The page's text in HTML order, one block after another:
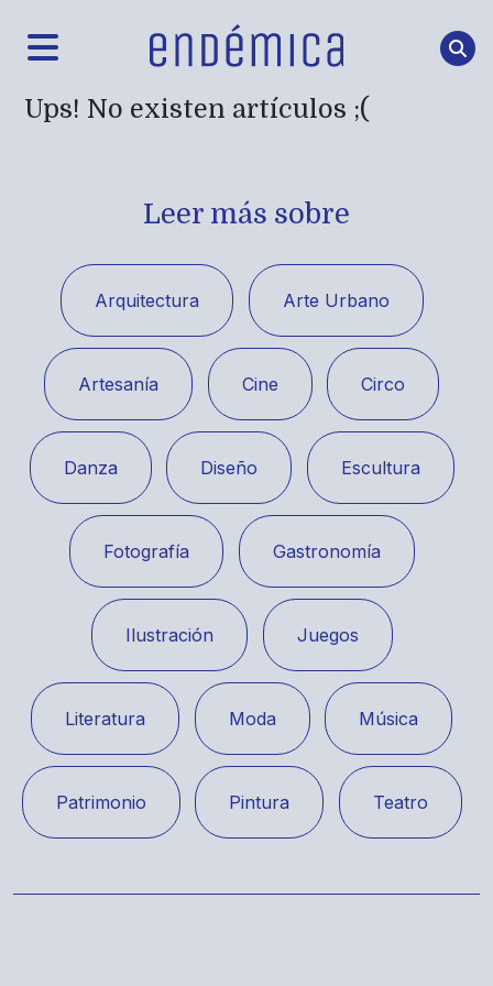
Ups! No existen artículos ;(
Leer más sobre
Arquitectura Arte Urbano
Artesanía Cine Circo
Danza Diseño Escultura
Fotografía Gastronomía
Ilustración Juegos
Literatura Moda Música
Patrimonio Pintura Teatro